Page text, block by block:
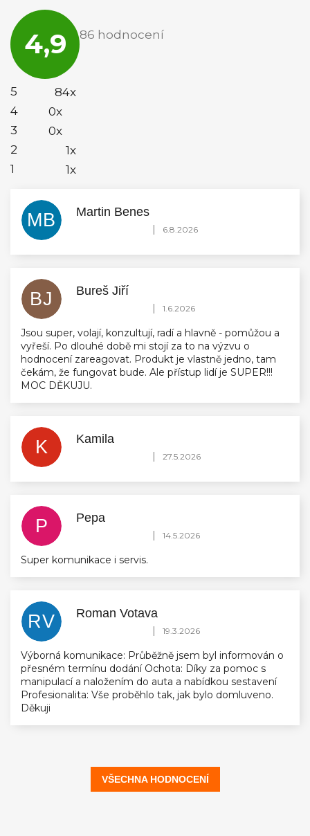
4,9
hodnocení
obchodu
je
86 hodnocení
5
84x
4
0x
3
0x
2
1x
1
1x
MB Martin Benes
Hodnocení obchodu je 5 z 5 hvězdiček.
| 6.8.2026
BJ Bureš Jiří
Hodnocení obchodu je 5 z 5 hvězdiček.
| 1.6.2026
Jsou super, volají, konzultují, radí a hlavně - pomůžou a
vyřeší. Po dlouhé době mi stojí za to na výzvu o
hodnocení zareagovat. Produkt je vlastně jedno, tam
čekám, že fungovat bude. Ale přístup lidí je SUPER!!!
MOC DĚKUJU.
K Kamila
Hodnocení obchodu je 5 z 5 hvězdiček.
| 27.5.2026
P Pepa
Hodnocení obchodu je 5 z 5 hvězdiček.
| 14.5.2026
Super komunikace i servis.
RV Roman Votava
Hodnocení obchodu je 5 z 5 hvězdiček.
| 19.3.2026
Výborná komunikace: Průběžně jsem byl informován o
přesném termínu dodání Ochota: Díky za pomoc s
manipulací a naložením do auta a nabídkou sestavení
Profesionalita: Vše proběhlo tak, jak bylo domluveno.
Děkuji
VŠECHNA HODNOCENÍ